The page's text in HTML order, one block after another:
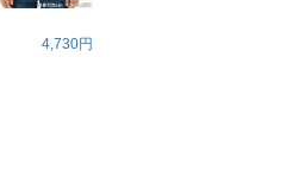
4,730円